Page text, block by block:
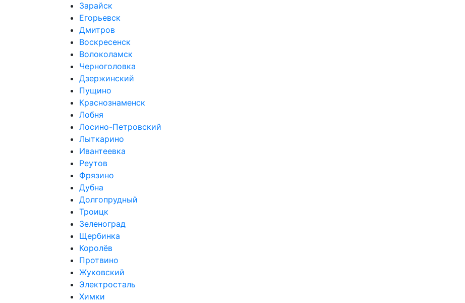
Зарайск
Егорьевск
Дмитров
Воскресенск
Волоколамск
Черноголовка
Дзержинский
Пущино
Краснознаменск
Лобня
Лосино-Петровский
Лыткарино
Ивантеевка
Реутов
Фрязино
Дубна
Долгопрудный
Троицк
Зеленоград
Щербинка
Королёв
Протвино
Жуковский
Электросталь
Химки